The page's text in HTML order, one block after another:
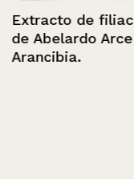
de filiación
Abelardo Arce